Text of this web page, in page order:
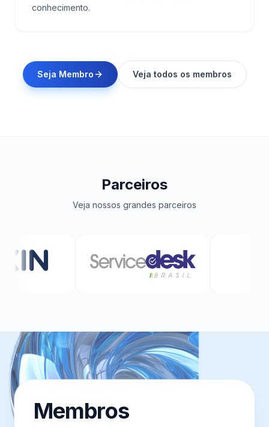
conhecimento.
Seja Membro Veja todos os membros
Parceiros
Veja nossos grandes parceiros
Membros